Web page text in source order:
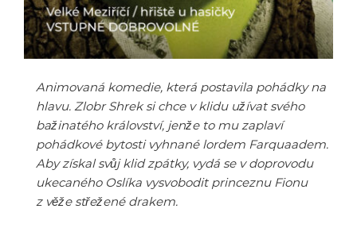
Animovaná komedie, která postavila pohádky na
hlavu. Zlobr Shrek si chce v klidu užívat svého
bažinatého království, jenže to mu zaplaví
pohádkové bytosti vyhnané lordem Farquaadem.
Aby získal svůj klid zpátky, vydá se v doprovodu
ukecaného Oslíka vysvobodit princeznu Fionu
z věže střežené drakem.